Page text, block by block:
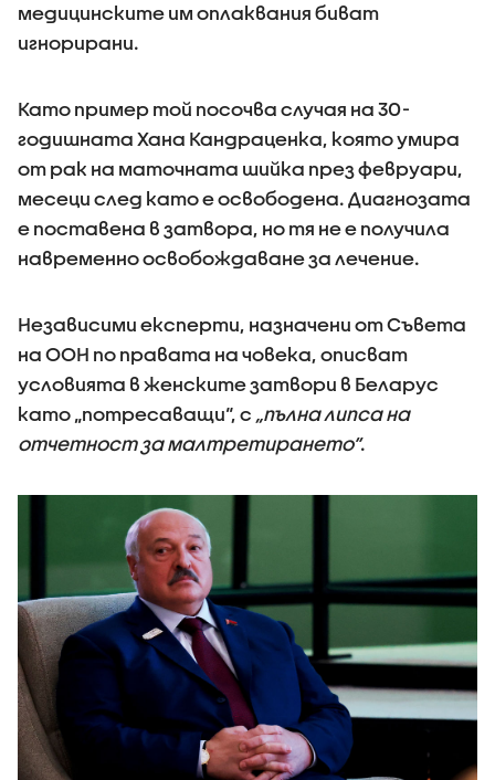
медицинските им оплаквания биват
игнорирани.
Като пример той посочва случая на 30-
годишната Хана Кандраценка, която умира
от рак на маточната шийка през февруари,
месеци след като е освободена. Диагнозата
е поставена в затвора, но тя не е получила
навременно освобождаване за лечение.
Независими експерти, назначени от Съвета
на ООН по правата на човека, описват
условията в женските затвори в Беларус
като „потресаващи“, с „пълна липса на
отчетност за малтретирането“.